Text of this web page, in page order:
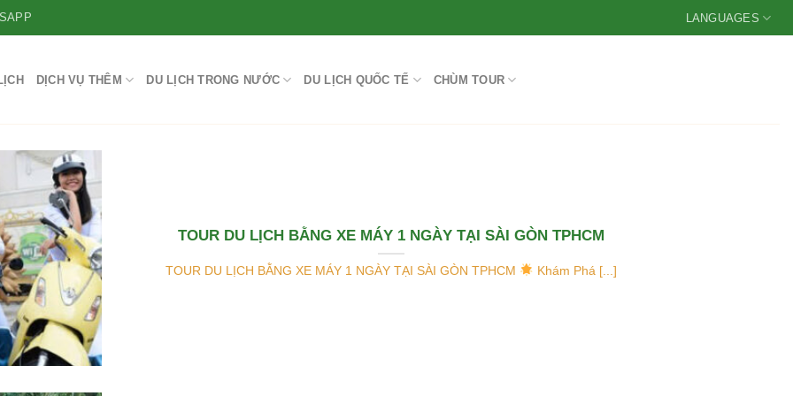
LANGUAGES
DỊCH VỤ THÊM DU LỊCH TRONG NƯỚC DU LỊCH QUỐC TẾ CHÙM TOUR
TOUR DU LỊCH BẰNG XE MÁY 1 NGÀY TẠI SÀI GÒN TPHCM
TOUR DU LỊCH BẰNG XE MÁY 1 NGÀY TẠI SÀI GÒN TPHCM Khám Phá [...]